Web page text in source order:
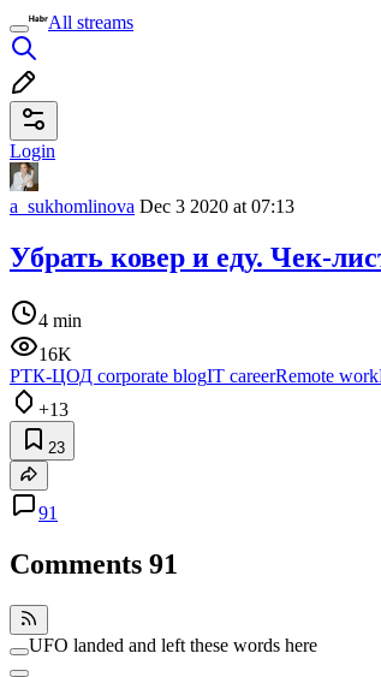
All streams
Login
a_sukhomlinova Dec 3 2020 at 07:13
Убрать ковер и еду. Чек-
4 min
16K
РТК-ЦОД corporate blogIT careerRemote work
+13
23
91
Comments 91
UFO landed and left these words here